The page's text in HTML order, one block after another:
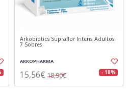
Arkobiotics Supraflor Intens Adultos
7 Sobres
ARKOPHARMA
15,56€ 18,90€ - 18%